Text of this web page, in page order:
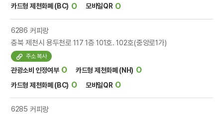
카드형 제천화폐 (BC) O 모바일QR O
6286 커피랑
충북 제천시 용두천로 117 1층 101호. 102호(중앙로1가)
주소 복사
관광소비 인정여부 O 카드형 제천화폐 (NH) O
카드형 제천화폐 (BC) O 모바일QR O
6285 커피랑